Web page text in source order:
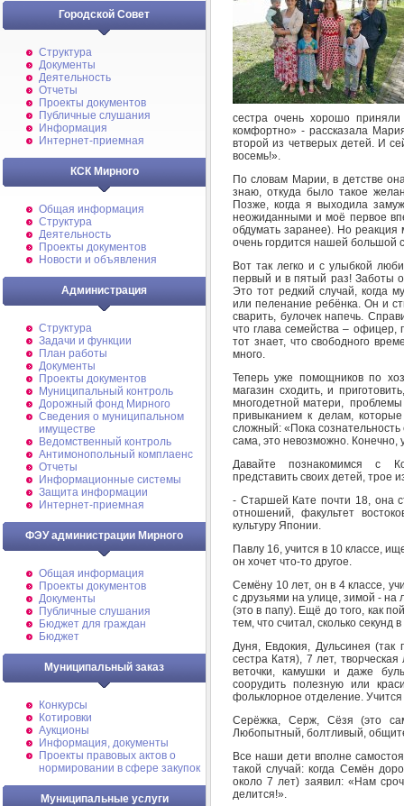
Городской Совет
Структура
Документы
Деятельность
Отчеты
Проекты документов
Публичные слушания
Информация
Интернет-приемная
КСК Мирного
Общая информация
Структура
Деятельность
Проекты документов
Новости и объявления
Администрация
Структура
Задачи и функции
План работы
Документы
Проекты документов
Муниципальный контроль
Дорожный фонд Мирного
Cведения о муниципальном
имуществе
Ведомственный контроль
Антимонопольный комплаенс
Отчеты
Информационные системы
Защита информации
Интернет-приемная
ФЭУ администрации Мирного
Общая информация
Проекты документов
Документы
Публичные слушания
Бюджет для граждан
Бюджет
Муниципальный заказ
Конкурсы
Котировки
Аукционы
Информация, документы
Проекты правовых актов о
нормировании в сфере закупок
Муниципальные услуги
сестра очень хорошо
комфортно» - рассказала
второй из четверых детей. И
восемь!».
По словам Марии, в детстве
знаю, откуда было такое
Позже, когда я выходила
неожиданными и моё первое
обдумать заранее). Но
очень гордится нашей большой
Вот так легко и с улыбкой
первый и в пятый раз! Заботы
Это тот редкий случай, когда
или пеленание ребёнка. Он и
сварить, булочек напечь.
что глава семейства – офицер,
тот знает, что свободного
много.
Теперь уже помощников по
магазин сходить, и
многодетной матери,
привыканием к делам,
сложный: «Пока
сама, это невозможно. Конечно,
Давайте познакомимся с
представить своих детей, трое
- Старшей Кате почти 18, она
отношений, факультет
культуру Японии.
Павлу 16, учится в 10 классе,
он хочет что-то другое.
Семёну 10 лет, он в 4 классе,
с друзьями на улице, зимой -
(это в папу). Ещё до того, как
тем, что считал, сколько секунд
Дуня, Евдокия, Дульсинея
сестра Катя), 7 лет,
веточки, камушки и даже
соорудить полезную или
фольклорное отделение.
Серёжка, Серж, Сёзя (это
Любопытный, болтливый,
Все наши дети вполне
такой случай: когда Семён
около 7 лет) заявил: «Нам
делится!».